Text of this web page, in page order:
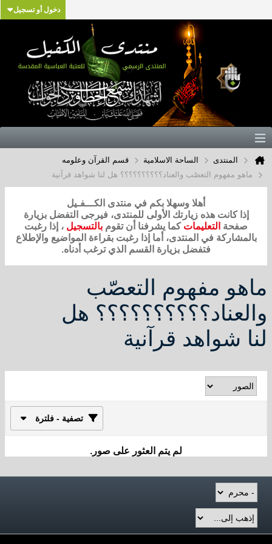
دخول أو تسجيل
المنتدى الساحة الاسلامية
قسم القرآن وعلومه
ماهو مفهوم التعصّب والعناد؟؟؟؟؟؟؟؟؟؟ هل لنا شواهد قرآنية
أهلا وسهلا بكم في منتدى الكـــفـيل
إذا كانت هذه زيارتك الأولى للمنتدى، فيرجى التفضل بزيارة
صفحة التعليمات كما يشرفنا أن تقوم بالتسجيل ، إذا رغبت
بالمشاركة في المنتدى، أما إذا رغبت بقراءة المواضيع والإطلاع
فتفضل بزيارة القسم الذي ترغب أدناه.
ماهو مفهوم التعصّب
والعناد؟؟؟؟؟؟؟؟؟؟ هل
لنا شواهد قرآنية
تصفية - فلترة
لم يتم العثور على صور.